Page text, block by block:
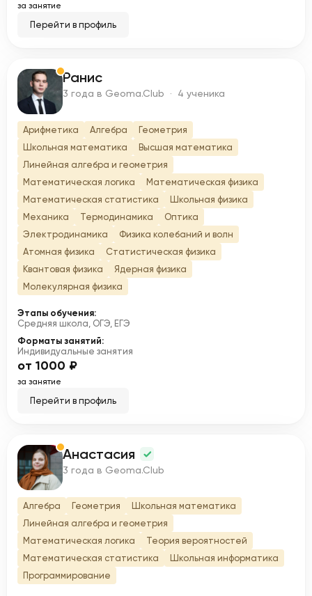
за занятие
Перейти в профиль
Р Ранис
3 года в Geoma.Club · 4 ученика
Арифметика Алгебра
Геометрия
Школьная математика
Высшая математика
Линейная алгебра и геометрия
Математическая логика
Математическая физика
Математическая статистика
Школьная физика
Механика
Термодинамика
Оптика
Электродинамика
Физика колебаний и волн
Атомная физика
Статистическая физика
Квантовая физика
Ядерная физика
Молекулярная физика
Этапы обучения:
Средняя школа, ОГЭ, ЕГЭ
Форматы занятий:
Индивидуальные занятия
от 1000 ₽
за занятие
Перейти в профиль
А Анастасия
3 года в Geoma.Club
Алгебра Геометрия
Школьная математика
Линейная алгебра и геометрия
Математическая логика
Теория вероятностей
Математическая статистика
Школьная информатика
Программирование